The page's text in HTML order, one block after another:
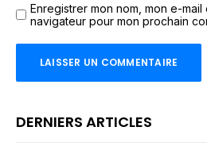
Enregistrer mon nom, mon e-
navigateur pour mon prochain
DERNIERS ARTICLES